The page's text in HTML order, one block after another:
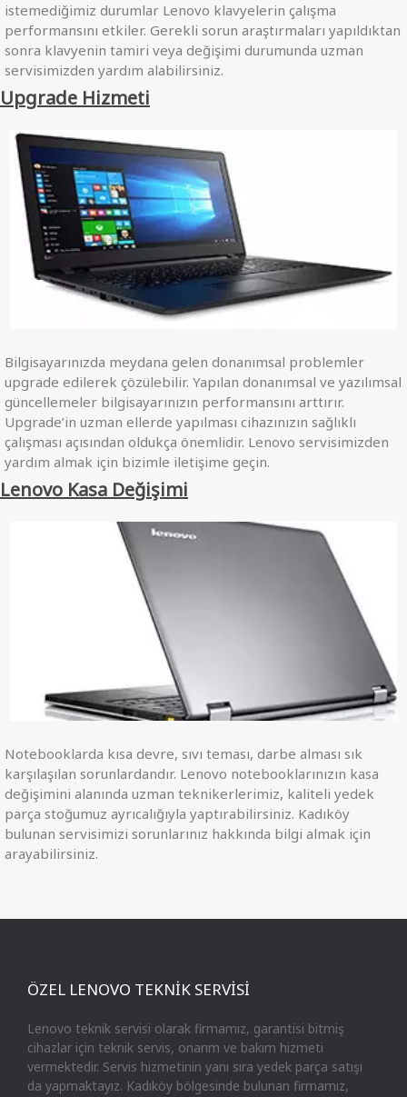
istemediğimiz durumlar Lenovo klavyelerin çalışma
performansını etkiler. Gerekli sorun araştırmaları yapıldıktan
sonra klavyenin tamiri veya değişimi durumunda uzman
servisimizden yardım alabilirsiniz.
Upgrade Hizmeti
Bilgisayarınızda meydana gelen donanımsal problemler
upgrade edilerek çözülebilir. Yapılan donanımsal ve yazılımsal
güncellemeler bilgisayarınızın performansını arttırır.
Upgrade’in uzman ellerde yapılması cihazınızın sağlıklı
çalışması açısından oldukça önemlidir. Lenovo servisimizden
yardım almak için bizimle iletişime geçin.
Lenovo Kasa Değişimi
Notebooklarda kısa devre, sıvı teması, darbe alması sık
karşılaşılan sorunlardandır. Lenovo notebooklarınızın kasa
değişimini alanında uzman teknikerlerimiz, kaliteli yedek
parça stoğumuz ayrıcalığıyla yaptırabilirsiniz. Kadıköy
bulunan servisimizi sorunlarınız hakkında bilgi almak için
arayabilirsiniz.
ÖZEL LENOVO TEKNİK SERVİSİ
Lenovo teknik servisi olarak firmamız, garantisi bitmiş
cihazlar için teknik servis, onarım ve bakım hizmeti
vermektedir. Servis hizmetinin yanı sıra yedek parça satışı
da yapmaktayız. Kadıköy bölgesinde bulunan firmamız,